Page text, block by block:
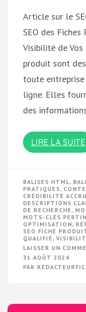
Article sur le
SEO des
Visibilité de
produit sont
toute
ligne. Elles
des
LIRE LA SUITE
BALISES HTML,
PRATIQUES,
CRÉDIBILITÉ
DESCRIPTIONS
DE RECHERCHE ,
MOTS-CLÉS
OPTIMISATION,
SEO FICHE
QUALIFIÉ ,
LAISSER UN
31 AOÛT 2024
PAR